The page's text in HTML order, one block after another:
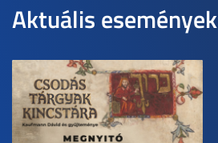
Aktuális események